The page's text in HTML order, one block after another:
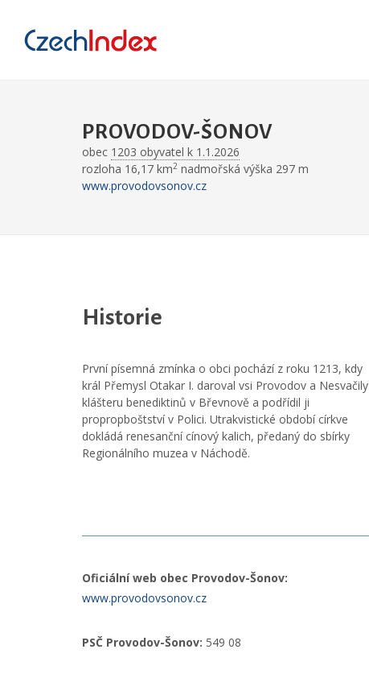
PROVODOV-ŠONOV
obec 1203 obyvatel k 1.1.2026
rozloha 16,17 km2 nadmořská výška 297 m
www.provodovsonov.cz
Historie
První písemná zmínka o obci pochází z roku 1213, kdy
král Přemysl Otakar I. daroval vsi Provodov a Nesvačily
klášteru benediktinů v Břevnově a podřídil ji
propropboštství v Polici. Utrakvistické období církve
dokládá renesanční cínový kalich, předaný do sbírky
Regionálního muzea v Náchodě.
Oficiální web obec Provodov-Šonov:
www.provodovsonov.cz
PSČ Provodov-Šonov: 549 08